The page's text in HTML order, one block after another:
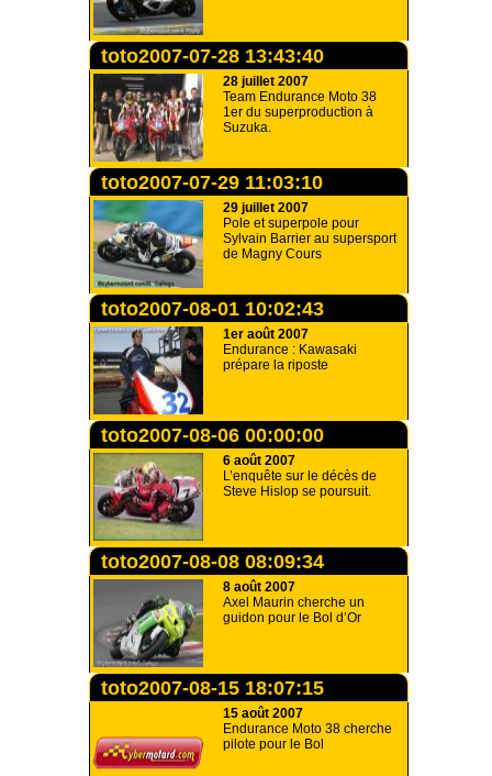
toto2007-07-28 13:43:40
28 juillet 2007
Team Endurance Moto 38
1er du superproduction à
Suzuka.
toto2007-07-29 11:03:10
29 juillet 2007
Pole et superpole pour
Sylvain Barrier au supersport
de Magny Cours
toto2007-08-01 10:02:43
1er août 2007
Endurance : Kawasaki
prépare la riposte
toto2007-08-06 00:00:00
6 août 2007
L’enquête sur le décès de
Steve Hislop se poursuit.
toto2007-08-08 08:09:34
8 août 2007
Axel Maurin cherche un
guidon pour le Bol d’Or
toto2007-08-15 18:07:15
15 août 2007
Endurance Moto 38 cherche
pilote pour le Bol